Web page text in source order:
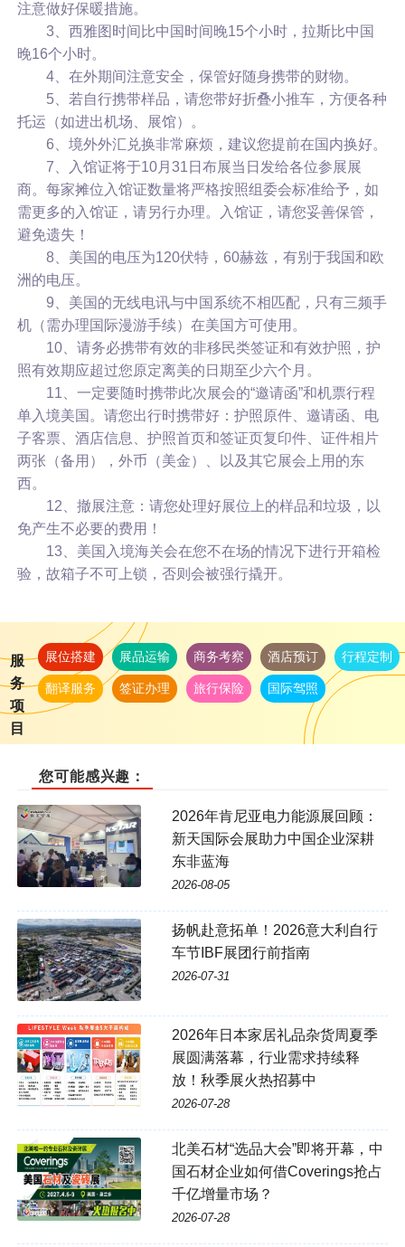
注意做好保暖措施。
3、西雅图时间比中国时间晚15个小时，拉斯比中国
晚16个小时。
4、在外期间注意安全，保管好随身携带的财物。
5、若自行携带样品，请您带好折叠小推车，方便各种
托运（如进出机场、展馆）。
6、境外外汇兑换非常麻烦，建议您提前在国内换好。
7、入馆证将于10月31日布展当日发给各位参展展
商。每家摊位入馆证数量将严格按照组委会标准给予，如
需更多的入馆证，请另行办理。入馆证，请您妥善保管，
避免遗失！
8、美国的电压为120伏特，60赫兹，有别于我国和欧
洲的电压。
9、美国的无线电讯与中国系统不相匹配，只有三频手
机（需办理国际漫游手续）在美国方可使用。
10、请务必携带有效的非移民类签证和有效护照，护
照有效期应超过您原定离美的日期至少六个月。
11、一定要随时携带此次展会的“邀请函”和机票行程
单入境美国。请您出行时携带好：护照原件、邀请函、电
子客票、酒店信息、护照首页和签证页复印件、证件相片
两张（备用），外币（美金）、以及其它展会上用的东
西。
12、撤展注意：请您处理好展位上的样品和垃圾，以
免产生不必要的费用！
13、美国入境海关会在您不在场的情况下进行开箱检
验，故箱子不可上锁，否则会被强行撬开。
服
务
项
目
展位搭建 展品运输 商务考察 酒店预订 行程定制
翻译服务 签证办理 旅行保险 国际驾照
您可能感兴趣：
2026年肯尼亚电力能源展回顾：
新天国际会展助力中国企业深耕
东非蓝海
2026-08-05
扬帆赴意拓单！2026意大利自行
车节IBF展团行前指南
2026-07-31
2026年日本家居礼品杂货周夏季
展圆满落幕，行业需求持续释
放！秋季展火热招募中
2026-07-28
北美石材“选品大会”即将开幕，中
国石材企业如何借Coverings抢占
千亿增量市场？
2026-07-28